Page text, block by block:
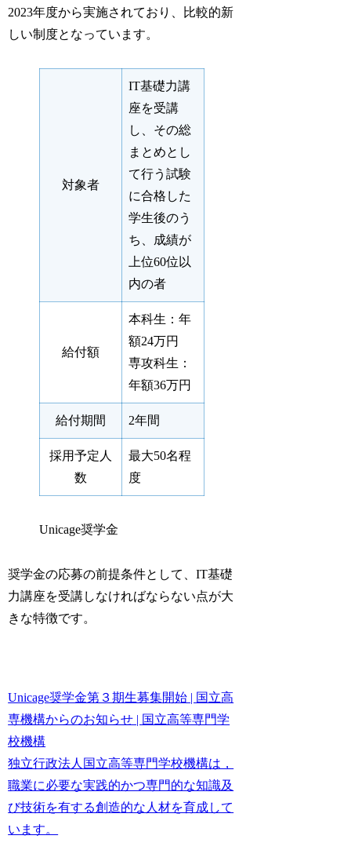
2023年度から実施されており、比較的新
しい制度となっています。
対象者
IT基礎力講
座を受講
し、その総
まとめとし
て行う試験
に合格した
学生後のう
ち、成績が
上位60位以
内の者
給付額
本科生：年
額24万円
専攻科生：
年額36万円
給付期間 2年間
採用予定人
数
最大50名程
度
Unicage奨学金
奨学金の応募の前提条件として、IT基礎
力講座を受講しなければならない点が大
きな特徴です。
Unicage奨学⾦第３期⽣募集開始 | 国立高
専機構からのお知らせ | 国立高等専門学
校機構
独立行政法人国立高等専門学校機構は，
職業に必要な実践的かつ専門的な知識及
び技術を有する創造的な人材を育成して
います。